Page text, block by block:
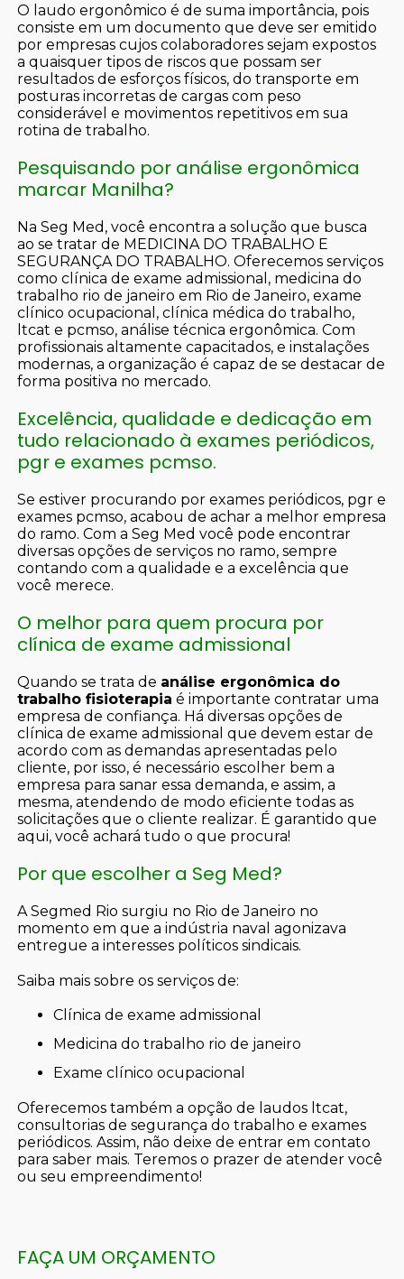
O laudo ergonômico é de suma importância, pois
consiste em um documento que deve ser emitido
por empresas cujos colaboradores sejam expostos
a quaisquer tipos de riscos que possam ser
resultados de esforços físicos, do transporte em
posturas incorretas de cargas com peso
considerável e movimentos repetitivos em sua
rotina de trabalho.
Pesquisando por análise ergonômica
marcar Manilha?
Na Seg Med, você encontra a solução que busca
ao se tratar de MEDICINA DO TRABALHO E
SEGURANÇA DO TRABALHO. Oferecemos serviços
como clínica de exame admissional, medicina do
trabalho rio de janeiro em Rio de Janeiro, exame
clínico ocupacional, clínica médica do trabalho,
ltcat e pcmso, análise técnica ergonômica. Com
profissionais altamente capacitados, e instalações
modernas, a organização é capaz de se destacar de
forma positiva no mercado.
Excelência, qualidade e dedicação em
tudo relacionado à exames periódicos,
pgr e exames pcmso.
Se estiver procurando por exames periódicos, pgr e
exames pcmso, acabou de achar a melhor empresa
do ramo. Com a Seg Med você pode encontrar
diversas opções de serviços no ramo, sempre
contando com a qualidade e a excelência que
você merece.
O melhor para quem procura por
clínica de exame admissional
Quando se trata de análise ergonômica do
trabalho fisioterapia é importante contratar uma
empresa de confiança. Há diversas opções de
clínica de exame admissional que devem estar de
acordo com as demandas apresentadas pelo
cliente, por isso, é necessário escolher bem a
empresa para sanar essa demanda, e assim, a
mesma, atendendo de modo eficiente todas as
solicitações que o cliente realizar. É garantido que
aqui, você achará tudo o que procura!
Por que escolher a Seg Med?
A Segmed Rio surgiu no Rio de Janeiro no
momento em que a indústria naval agonizava
entregue a interesses políticos sindicais.
Saiba mais sobre os serviços de:
clínica de exame admissional
medicina do trabalho rio de janeiro
exame clínico ocupacional
Oferecemos também a opção de laudos ltcat,
consultorias de segurança do trabalho e exames
periódicos. Assim, não deixe de entrar em contato
para saber mais. Teremos o prazer de atender você
ou seu empreendimento!
FAÇA UM ORÇAMENTO